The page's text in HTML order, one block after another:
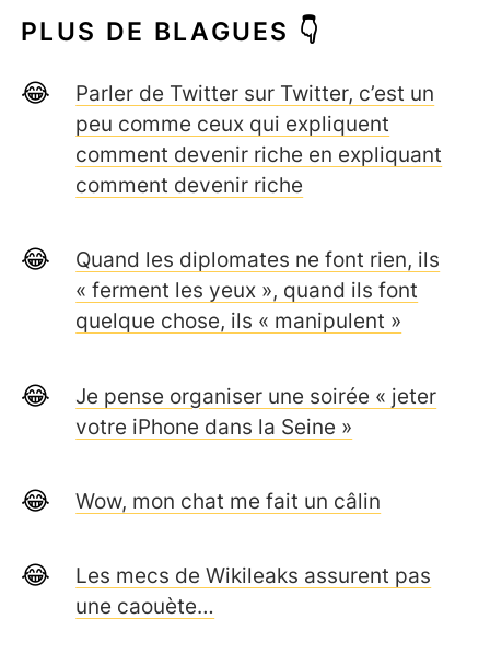
PLUS DE BLAGUES 👇
Parler de Twitter sur Twitter, c’est un
peu comme ceux qui expliquent
comment devenir riche en expliquant
comment devenir riche
Quand les diplomates ne font rien, ils
« ferment les yeux », quand ils font
quelque chose, ils « manipulent »
Je pense organiser une soirée « jeter
votre iPhone dans la Seine »
Wow, mon chat me fait un câlin
Les mecs de Wikileaks assurent pas
une caouète…